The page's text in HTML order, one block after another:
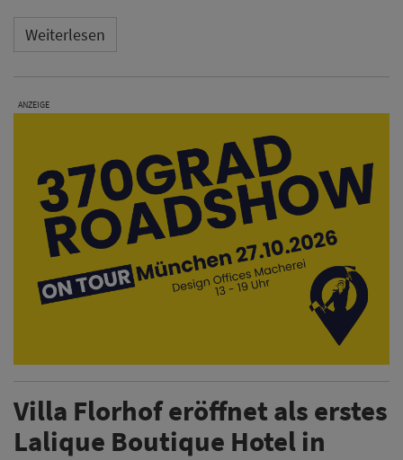
Weiterlesen
ANZEIGE
Villa Florhof eröffnet als erstes
Lalique Boutique Hotel in